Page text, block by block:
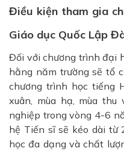
Điều kiện tham gia
Giáo dục Quốc Lập
Đối với chương trình đại
hằng năm trường sẽ tổ
chương trình học tiếng
xuân, mùa hạ, mùa thu
nghiệp trong vòng 4-6
hệ Tiến sĩ sẽ kéo dài từ
học đa dạng và chất